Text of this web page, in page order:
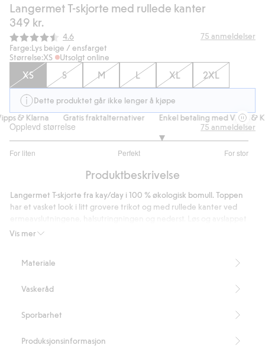
Langermet T-skjorte med rullede kanter
349 kr.
Gjennomsnittskarakter:
4.6 75 anmeldelser
Farge:Lys beige / ensfarget
Størrelse:XS Utsolgt online
XS S M L XL 2XL
Dette produktet går ikke lenger å kjøpe
& Klarna
Gratis fraktalternativer Enkel betaling med Vipps &
Opplevd størrelse
For liten Perfekt For stor
av
55
stemmer
75 anmeldelser
Produktbeskrivelse
Vis mer
Langermet T-skjorte fra kay/day i 100 % økologisk bomull. Toppen
har et vasket look i litt grovere trikot og med rullede kanter ved
passform i en lett boksformet modell med lavtliggende skuldre.
Vasket look
Opprullede kanter
Lengde 62 cm i størrelse S
Artikkelnummer : 819482
Materiale
Vaskeråd
Sporbarhet
Produksjonsinformasjon